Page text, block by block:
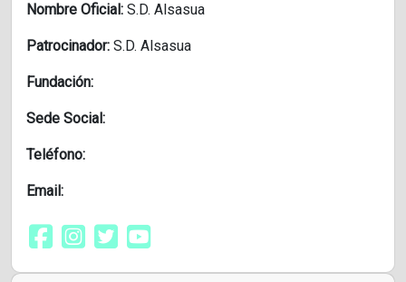
Nombre Oficial: S.D. Alsasua
Patrocinador: S.D. Alsasua
Fundación:
Sede Social:
Teléfono:
Email: